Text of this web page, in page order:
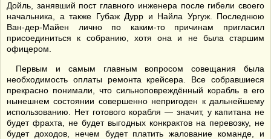
Дойль, занявший пост главного инженера после гибели своего
начальника, а также Губаж Дурр и Найла Ургуж. Последнюю
Ван-дер-Майен лично по каким-то причинам пригласил
присоединиться к собранию, хотя она и не была старшим
офицером.
Первым и самым главным вопросом совещания была
необходимость оплаты ремонта крейсера. Все собравшиеся
прекрасно понимали, что сильноповреждённый корабль в его
нынешнем состоянии совершенно непригоден к дальнейшему
использованию. Нет готового корабля — значит, у капитана не
будет фрахта, не будет выгодных конкрактов на перевозку, не
будет доходов, нечем будет платить жалование команде, и